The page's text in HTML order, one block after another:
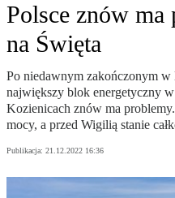
Polsce znów ma
na Święta
Po niedawnym zakończonym
największy blok energetyczny
Kozienicach znów ma
mocy, a przed Wigilią stanie
Publikacja: 21.12.2022 16:36